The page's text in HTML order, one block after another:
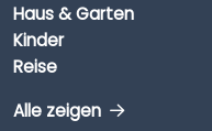
Haus & Garten
Kinder
Reise
Alle zeigen